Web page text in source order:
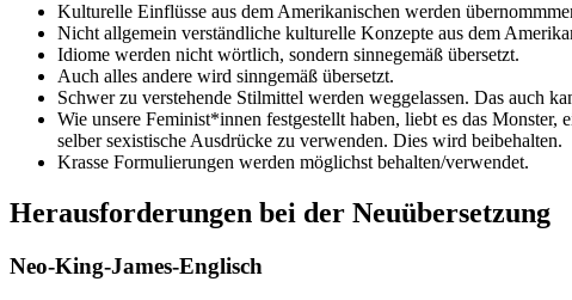
Kulturelle Einflüsse aus dem Amerikanischen werden
Nicht allgemein verständliche kulturelle Konzepte aus dem
Idiome werden nicht wörtlich, sondern sinnegemäß übersetzt.
Auch alles andere wird sinngemäß übersetzt.
Schwer zu verstehende Stilmittel werden weggelassen. Das auch
Wie unsere Feminist*innen festgestellt haben, liebt es das
selber sexistische Ausdrücke zu verwenden. Dies wird beibehalten.
Krasse Formulierungen werden möglichst behalten/verwendet.
Herausforderungen bei der Neuübersetzung
Neo-King-James-Englisch